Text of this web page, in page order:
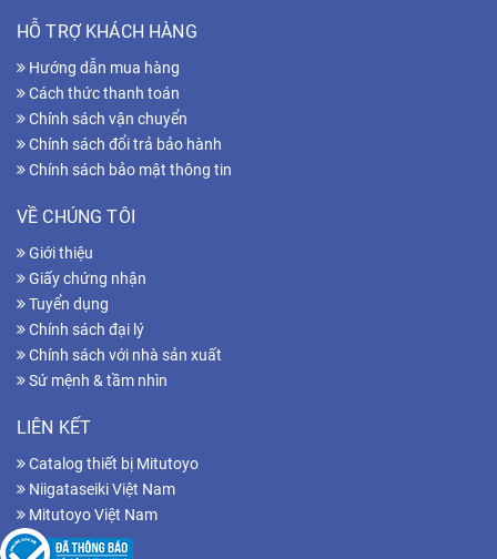
HỖ TRỢ KHÁCH HÀNG
Hướng dẫn mua hàng
Cách thức thanh toán
Chính sách vận chuyển
Chính sách đổi trả bảo hành
Chính sách bảo mật thông tin
VỀ CHÚNG TÔI
Giới thiệu
Giấy chứng nhận
Tuyển dụng
Chính sách đại lý
Chính sách với nhà sản xuất
Sứ mệnh & tầm nhìn
LIÊN KẾT
Catalog thiết bị Mitutoyo
Niigataseiki Việt Nam
Mitutoyo Việt Nam